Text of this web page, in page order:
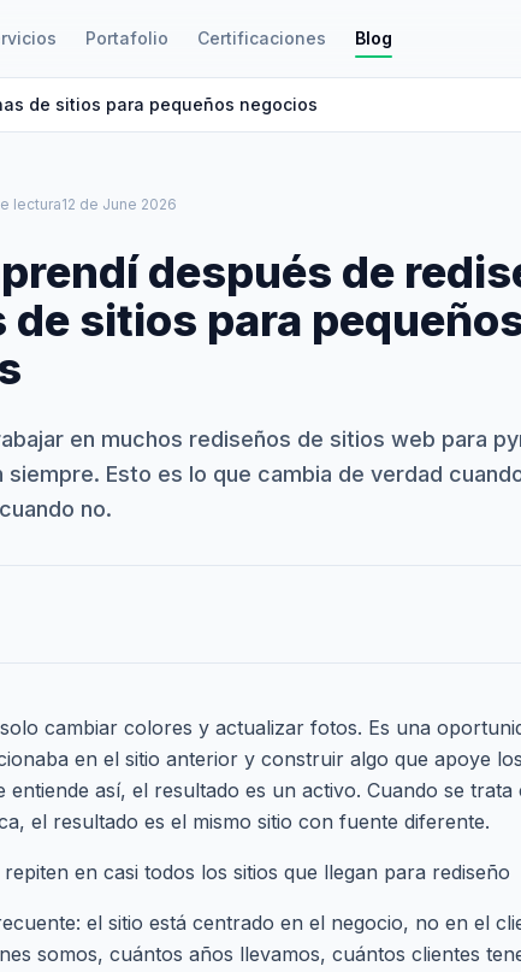
Portafolio Certificaciones Blog
de sitios para pequeños negocios
lectura12 de June 2026
después de
de sitios para
en muchos rediseños de sitios web para
siempre. Esto es lo que cambia de verdad
no.
cambiar colores y actualizar fotos. Es una
en el sitio anterior y construir algo que apoye
entiende así, el resultado es un activo. Cuando se trata
el resultado es el mismo sitio con fuente diferente.
en casi todos los sitios que llegan para rediseño
el sitio está centrado en el negocio, no en el
somos, cuántos años llevamos, cuántos clientes